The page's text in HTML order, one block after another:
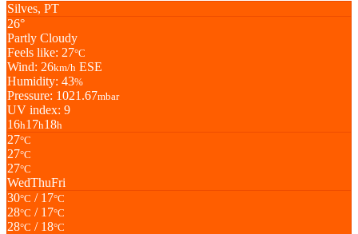
Silves, PT
26°
Partly Cloudy
Feels like: 27°C
Wind: 26km/h ESE
Humidity: 43%
Pressure: 1021.67mbar
UV index: 9
16h17h18h
27°C
27°C
27°C
WedThuFri
30°C / 17°C
28°C / 17°C
28°C / 18°C